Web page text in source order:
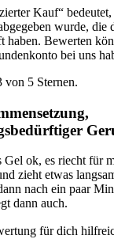
Kauf“
wurde, die
haben. Bewerten
bei uns
von 5 Sternen.
Gel ok, es riecht für
zieht etwas
nach ein paar
dann auch.
für dich